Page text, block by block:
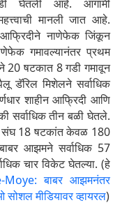
घेतली आहे. आगामी
मानली जात आहे.
आफ्रिदीने नाणेफेक जिंकून
गमावल्यानंतर प्रथम
20 षटकात 8 गडी गमावून
डॅरिल मिशेलने सर्वाधिक
शाहीन आफ्रिदी आणि
सर्वाधिक तीन बळी घेतले.
संघ 18 षटकांत केवळ 180
बाबर आझमने सर्वाधिक 57
चार विकेट घेतल्या. (हे
बाबर आझमनंतर
सोशल मीडियावर व्हायरल)